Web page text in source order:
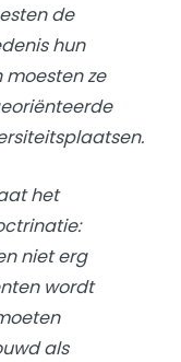
de
hun
ze
het
niet erg
wordt
als